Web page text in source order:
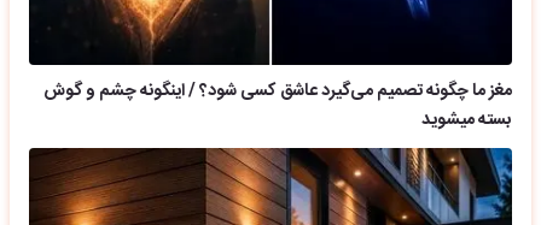
مغز ما چگونه تصمیم می‌گیرد عاشق کسی شود؟ / اینگونه چشم و گوش
بسته میشوید